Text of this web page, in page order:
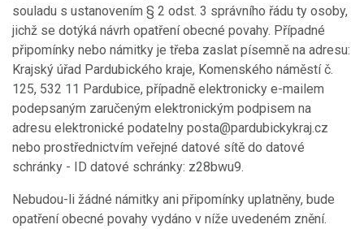
souladu s ustanovením § 2 odst. 3 správního řádu ty osoby,
jichž se dotýká návrh opatření obecné povahy. Případné
připomínky nebo námitky je třeba zaslat písemně na adresu:
Krajský úřad Pardubického kraje, Komenského náměstí č.
125, 532 11 Pardubice, případně elektronicky e-mailem
podepsaným zaručeným elektronickým podpisem na
adresu elektronické podatelny posta@pardubickykraj.cz
nebo prostřednictvím veřejné datové sítě do datové
schránky - ID datové schránky: z28bwu9.
Nebudou-li žádné námitky ani připomínky uplatněny, bude
opatření obecné povahy vydáno v níže uvedeném znění.